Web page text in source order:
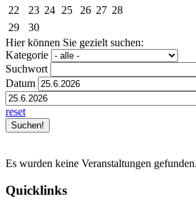
22
23 24 25 26 27 28
29
30
Hier können Sie gezielt suchen:
Kategorie
Suchwort
Datum
reset
Es wurden keine Veranstaltungen gefunden.
Quicklinks